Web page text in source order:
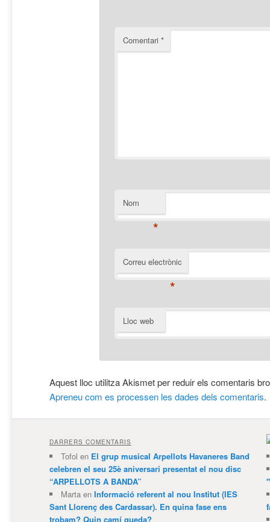
Comentari *
Nom
*
Correu electrònic
*
Lloc web
Aquest lloc utilitza Akismet per reduir els comentaris
Apreneu com es processen les dades dels comentaris.
DARRERS COMENTARIS
Tofol en El grup musical Arpellots Havaneres Band
celebren el seu 25è aniversari presentat el nou disc
“ARPELLOTS A BANDA”
Martaen Informació referent al nou Institut (IES
Sant Llorenç des Cardassar). En quina fase ens
trobam? Quin camí queda?